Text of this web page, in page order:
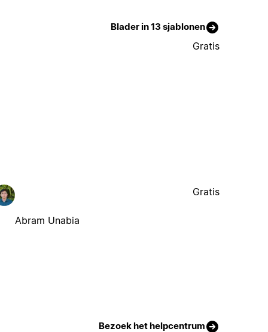
Blader in 13 sjablonen
Gratis
Abram Unabia
Gratis
Bezoek het helpcentrum